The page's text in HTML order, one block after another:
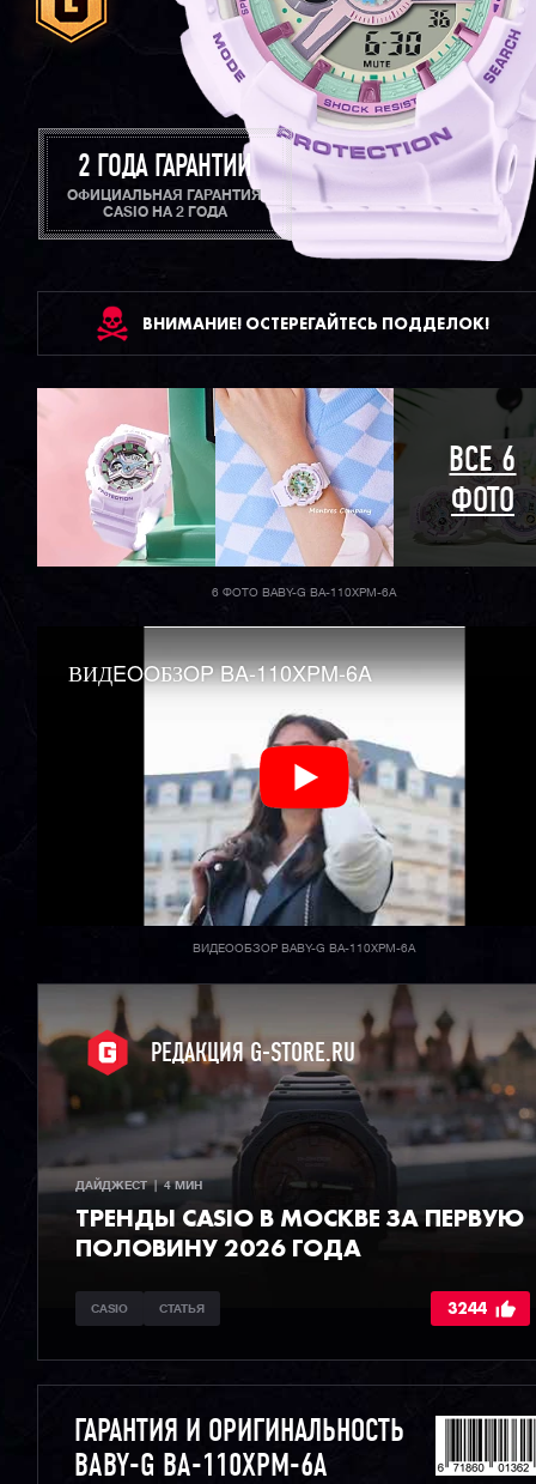
2 ГОДА ГАРАНТИИ
ОФИЦИАЛЬНАЯ ГАРАНТИЯ
CASIO НА 2 ГОДА
ВНИМАНИЕ! ОСТЕРЕГАЙТЕСЬ ПОДДЕЛОК!
ВСЕ 6
ФОТО
6 ФОТО BABY-G BA-110XPM-6A
ВИДEOOБЗOP BA-110XPM-6A
ВИДЕООБЗОР BABY-G BA-110XPM-6A
РЕДАКЦИЯ G-STORE.RU
ДАЙДЖЕСТ  |  4 МИН
ТРЕНДЫ CASIO В МОСКВЕ ЗА ПЕРВУЮ
ПОЛОВИНУ 2026 ГОДА
CASIO СТАТЬЯ 3244
ГАРАНТИЯ И ОРИГИНАЛЬНОСТЬ
BABY-G BA-110XPM-6A